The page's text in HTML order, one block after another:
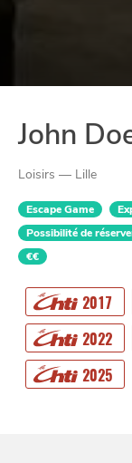
John
Loisirs — Lille
Escape Game
Possibilité de
€€
2017
2022
2025